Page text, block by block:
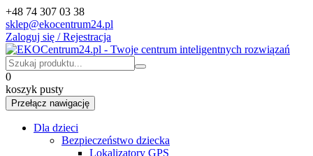
+48 74 307 03 38
sklep@ekocentrum24.pl
Zaloguj się / Rejestracja
0
koszyk pusty
Przełącz nawigację
Dla dzieci
Bezpieczeństwo dziecka
Lokalizatory GPS